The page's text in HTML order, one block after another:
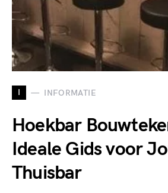
I INFORMATIE
Hoekbar
Ideale Gids voor
Thuisbar